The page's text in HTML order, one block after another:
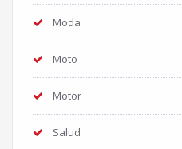
Moda
Moto
Motor
Salud